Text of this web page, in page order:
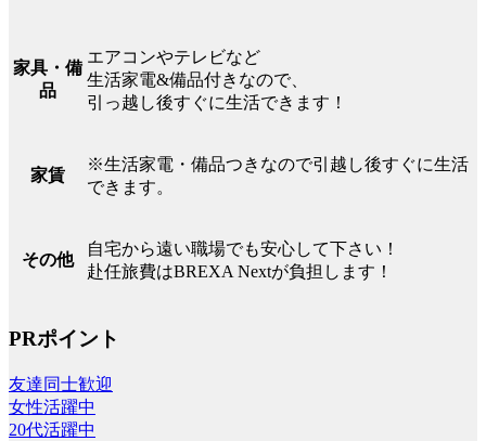
家具・備
品
エアコンやテレビなど
生活家電&備品付きなので、
引っ越し後すぐに生活できます！
家賃
※生活家電・備品つきなので引越し後すぐに生活
できます。
その他
自宅から遠い職場でも安心して下さい！
赴任旅費はBREXA Nextが負担します！
PRポイント
友達同士歓迎
女性活躍中
20代活躍中